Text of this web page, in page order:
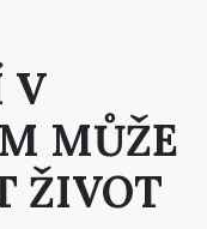
V
MŮŽE
ŽIVOT